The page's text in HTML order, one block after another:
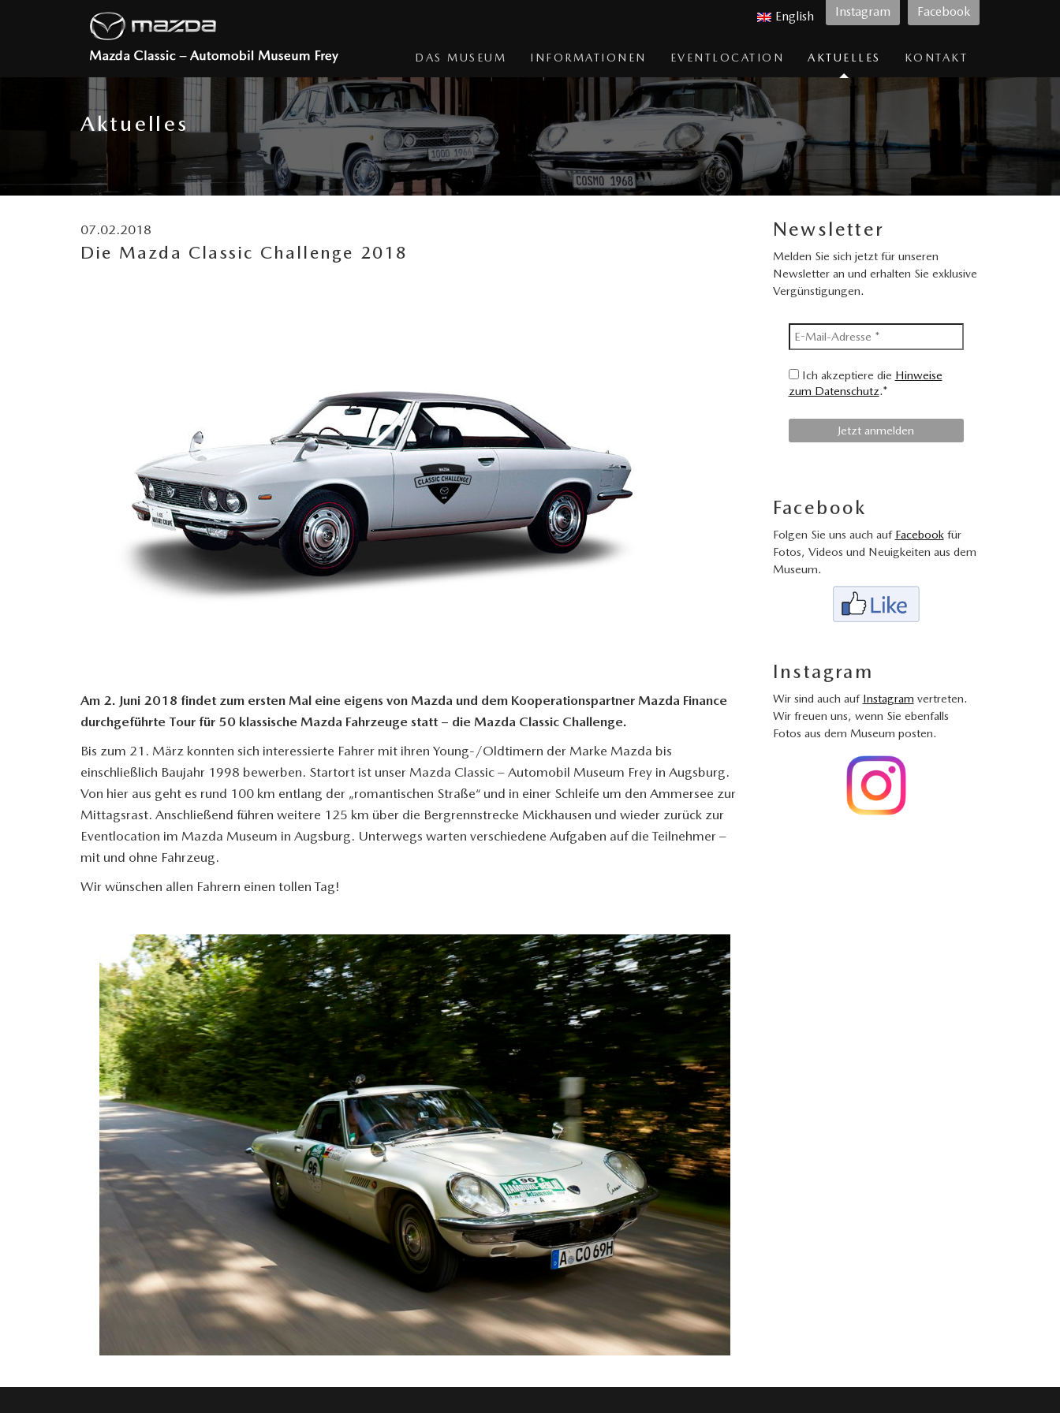
DAS MUSEUM INFORMATIONEN EVENTLOCATION AKTUELLES KONTAKT
English Facebook
Instagram
Aktuelles
07.02.2018
Die Mazda Classic Challenge 2018
Am 2. Juni 2018 findet zum ersten Mal eine eigens von Mazda und dem Kooperationspartner Mazda Finance
durchgeführte Tour für 50 klassische Mazda Fahrzeuge statt – die Mazda Classic Challenge.
Bis zum 21. März konnten sich interessierte Fahrer mit ihren Young-/Oldtimern der Marke Mazda bis
einschließlich Baujahr 1998 bewerben. Startort ist unser Mazda Classic – Automobil Museum Frey in Augsburg.
Von hier aus geht es rund 100 km entlang der „romantischen Straße“ und in einer Schleife um den Ammersee zur
Mittagsrast. Anschließend führen weitere 125 km über die Bergrennstrecke Mickhausen und wieder zurück zur
Eventlocation im Mazda Museum in Augsburg. Unterwegs warten verschiedene Aufgaben auf die Teilnehmer –
mit und ohne Fahrzeug.
Wir wünschen allen Fahrern einen tollen Tag!
Newsletter
Melden Sie sich jetzt für unseren
Newsletter an und erhalten Sie exklusive
Vergünstigungen.
Ich akzeptiere die Hinweise
zum Datenschutz.*
Facebook
Folgen Sie uns auch auf Facebookfür
Fotos, Videos und Neuigkeiten aus dem
Museum.
Instagram
Wir sind auch auf Instagram vertreten.
Wir freuen uns, wenn Sie ebenfalls
Fotos aus dem Museum posten.